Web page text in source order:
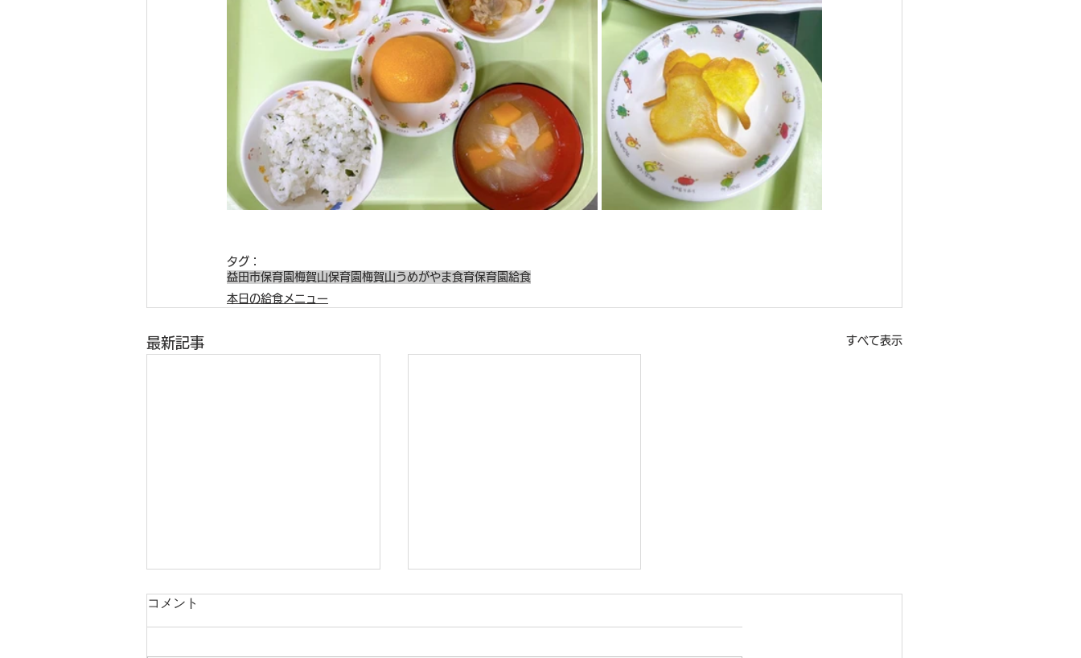
タグ：
益田市保育園 梅賀山保育園 梅賀山うめがやま食育保育園給食
本日の給食メニュー
最新記事 すべて表示
コメント